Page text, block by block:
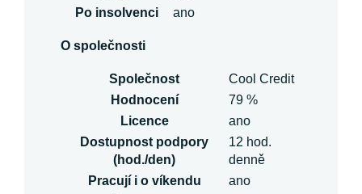
Po insolvenci
ano
O společnosti
Společnost
Cool Credit
Hodnocení
79 %
Licence
ano
Dostupnost podpory
(hod./den)
12 hod.
denně
Pracují i o víkendu
ano